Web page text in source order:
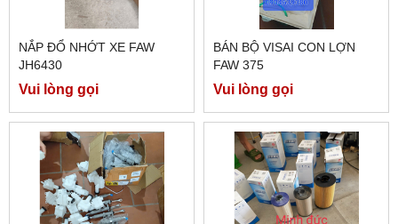
NẮP ĐỔ NHỚT XE FAW
JH6430
Vui lòng gọi
BÁN BỘ VISAI CON LỢN
FAW 375
Vui lòng gọi